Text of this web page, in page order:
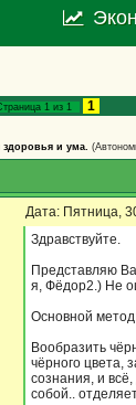
1из 1
1
и ума.
Дата: Пятница,
Здравствуйте.
Представляю
я, Фёдор2.) Не
Основной
Вообразить
чёрного цвета,
сознания, и
собой..